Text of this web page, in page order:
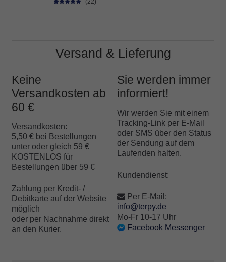
Kundenbe
wertungen
(22)
Versand & Lieferung
Keine
Versandkosten ab
60 €
Versandkosten:
5,50 € bei Bestellungen
unter oder gleich 59 €
KOSTENLOS für
Bestellungen über 59 €
Zahlung per Kredit- /
Debitkarte auf der Website
möglich
oder per Nachnahme direkt
an den Kurier.
Sie werden immer
informiert!
Wir werden Sie mit einem
Tracking-Link per E-Mail
oder SMS über den Status
der Sendung auf dem
Laufenden halten.
Kundendienst:
Per E-Mail:
info@terpy.de
Mo-Fr 10-17 Uhr
Facebook Messenger